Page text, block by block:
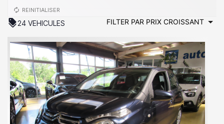
autorenew REINITIALISER
discount24 VEHICULES